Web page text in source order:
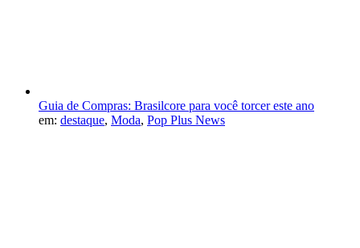
Guia de Compras: Brasilcore para você torcer este ano
em: destaque, Moda, Pop Plus News